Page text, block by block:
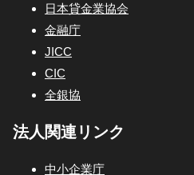
日本貸金業協会
金融庁
JICC
CIC
全銀協
法人関連リンク
中小企業庁